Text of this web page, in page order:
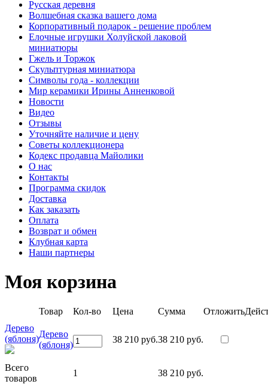
Русская деревня
Волшебная сказка вашего дома
Корпоративный подарок - решение проблем
Елочные игрушки Холуйской лаковой
миниатюры
Гжель и Торжок
Скульптурная миниатюра
Символы года - коллекции
Мир керамики Ирины Анненковой
Новости
Видео
Отзывы
Уточняйте наличие и цену
Советы коллекционера
Кодекс продавца Майолики
О нас
Контакты
Программа скидок
Доставка
Как заказать
Оплата
Возврат и обмен
Клубная карта
Наши партнеры
Моя корзина
Товар Кол-во Цена Сумма Отложить
Дерево
(яблоня)Дерево
(яблоня)
38 210 руб.38 210 руб.
Всего
товаров
1 38 210 руб.